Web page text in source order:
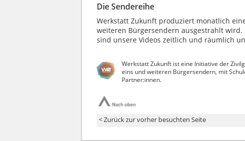
Die Sendereihe
Werkstatt Zukunft produziert monatlich
weiteren Bürgersendern ausgestrahlt
sind unsere Videos zeitlich und räumlich
Werkstatt Zukunft ist eine Initiative der
eins und weiteren Bürgersendern, mit
Partner:innen.